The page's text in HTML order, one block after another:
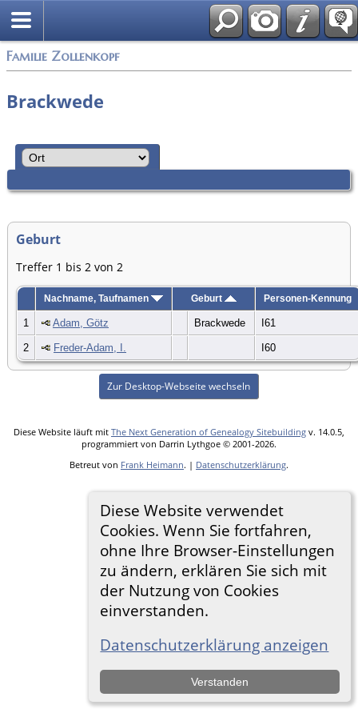
Familie Zollenkopf
Diese Website verwendet
Cookies. Wenn Sie fortfahren,
ohne Ihre Browser-Einstellungen
zu ändern, erklären Sie sich mit
der Nutzung von Cookies
einverstanden.
Datenschutzerklärung anzeigen
Verstanden
Brackwede
Geburt
Treffer 1 bis 2 von 2
Nachname, Taufnamen Geburt Personen-Kennung
1 Adam, Götz Brackwede I61
2 Freder-Adam, I. I60
Zur Desktop-Webseite wechseln
Diese Website läuft mit The Next Generation of Genealogy Sitebuilding v. 14.0.5,
programmiert von Darrin Lythgoe © 2001-2026.
Betreut von Frank Heimann. | Datenschutzerklärung.